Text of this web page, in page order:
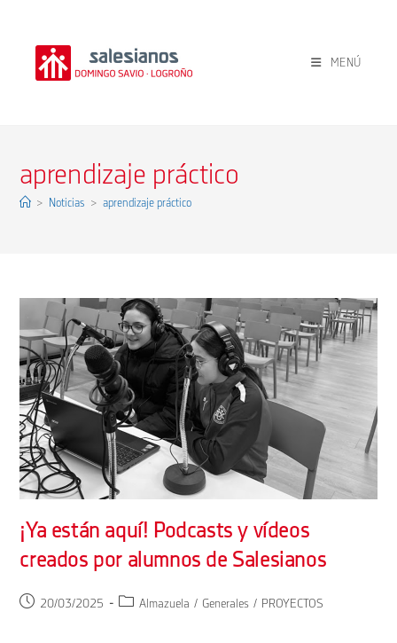
contenido
MENÚ
aprendizaje práctico
> Noticias > aprendizaje práctico
¡Ya están aquí! Podcasts y vídeos
creados por alumnos de Salesianos
Publicación
20/03/2025
Categoría
Almazuela / Generales / PROYECTOS